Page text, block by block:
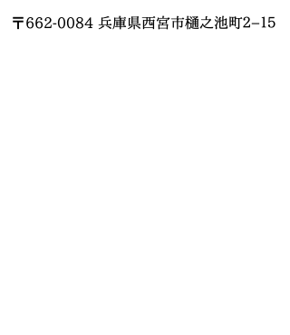
〒662-0084 兵庫県西宮市樋之池町２−１５